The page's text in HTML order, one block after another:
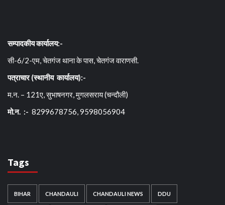
सम्पादकीय कार्यालय:-
सी-6/2-एम, चेतगंज थाना के पास, चेतगंज वाराणसी.
पत्राचार (स्थानीय कार्यालय):-
म.न. – 121ए, सुभाषनगर, मुगलसराय (चन्दौली)
मो.न. :- 8299678756, 9598056904
Tags
BIHAR CHANDAULI CHANDAULI NEWS DDU